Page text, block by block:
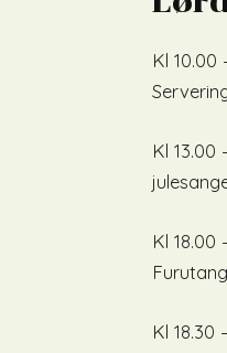
Kl
Kl 13.00
Kl
Kl 18.30